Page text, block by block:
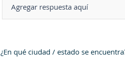
¿En qué ciudad / estado se